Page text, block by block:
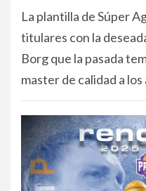
La plantilla de Súper
titulares con la
Borg que la pasada
master de calidad a